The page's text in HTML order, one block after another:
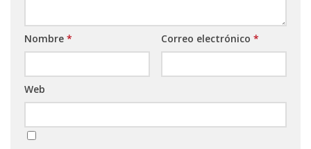
Nombre * Correo electrónico *
Web